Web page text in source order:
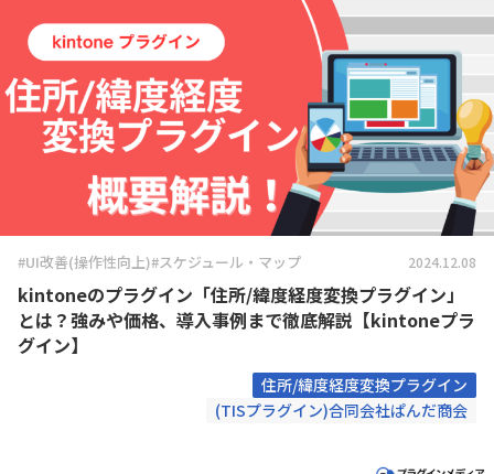
#UI改善(操作性向上)#スケジュール・マップ 2024.12.08
kintoneのプラグイン「住所/緯度経度変換プラグイン」
とは？強みや価格、導入事例まで徹底解説【kintoneプラ
グイン】
住所/緯度経度変換プラグイン
(TISプラグイン)合同会社ぱんだ商会